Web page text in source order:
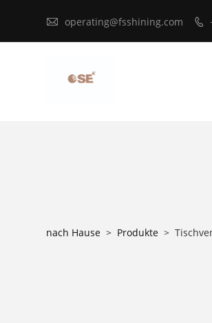
 operating@fsshining.com 
nach Hause > Produkte >